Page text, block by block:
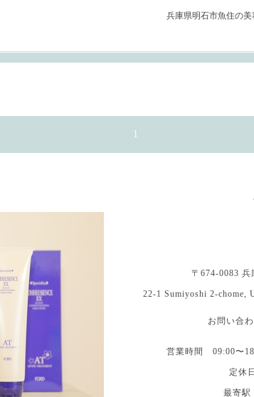
兵庫県明石市魚住の
1
〒674-0083 兵
22-1 Sumiyoshi 2-chome,
お問い合
営業時間 09:00〜
定休
最寄